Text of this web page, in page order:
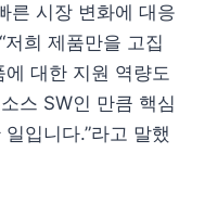
른 시장 변화에 대응
저희 제품만을 고집
대한 지원 역량도
스 SW인 만큼 핵심
입니다.”라고 말했